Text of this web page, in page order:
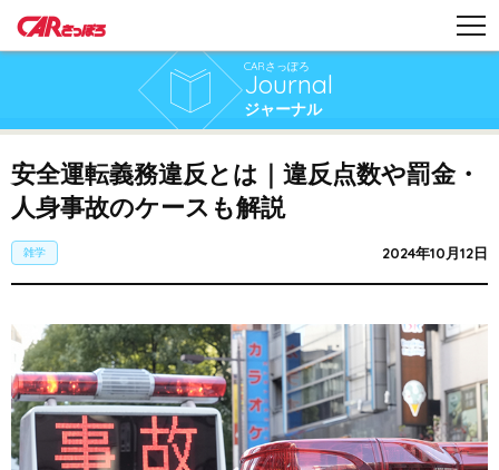
CARさっぽろ
Journal
ジャーナル
安全運転義務違反とは｜違反点数や罰金・
人身事故のケースも解説
雑学 2024年10月12日